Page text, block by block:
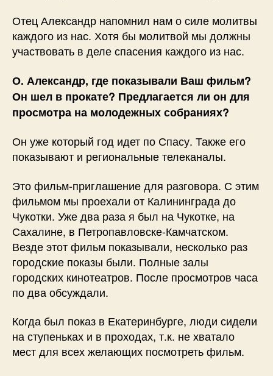
Отец Александр напомнил нам о силе молитвы
каждого из нас. Хотя бы молитвой мы должны
участвовать в деле спасения каждого из нас.
О. Александр, где показывали Ваш фильм?
Он шел в прокате? Предлагается ли он для
просмотра на молодежных собраниях?
Он уже который год идет по Спасу. Также его
показывают и региональные телеканалы.
Это фильм-приглашение для разговора. С этим
фильмом мы проехали от Калининграда до
Чукотки. Уже два раза я был на Чукотке, на
Сахалине, в Петропавловске-Камчатском.
Везде этот фильм показывали, несколько раз
городские показы были. Полные залы
городских кинотеатров. После просмотров часа
по два обсуждали.
Когда был показ в Екатеринбурге, люди сидели
на ступеньках и в проходах, т.к. не хватало
мест для всех желающих посмотреть фильм.